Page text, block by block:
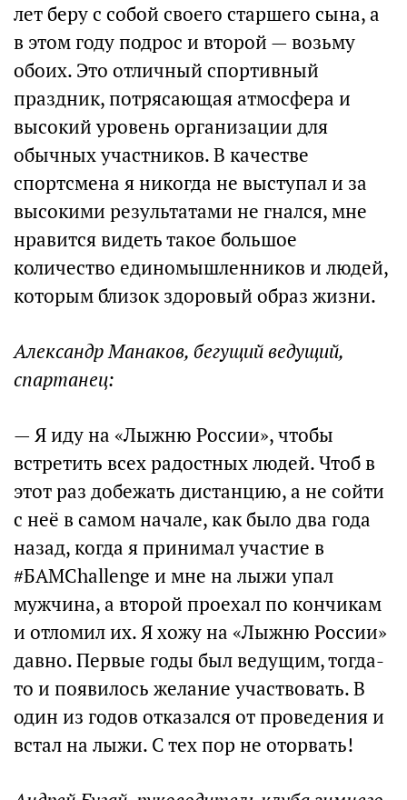
лет беру с собой своего старшего сына, а
в этом году подрос и второй — возьму
обоих. Это отличный спортивный
праздник, потрясающая атмосфера и
высокий уровень организации для
обычных участников. В качестве
спортсмена я никогда не выступал и за
высокими результатами не гнался, мне
нравится видеть такое большое
количество единомышленников и людей,
которым близок здоровый образ жизни.
Александр Манаков, бегущий ведущий,
спартанец:
— Я иду на «Лыжню России», чтобы
встретить всех радостных людей. Чтоб в
этот раз добежать дистанцию, а не сойти
с неё в самом начале, как было два года
назад, когда я принимал участие в
#БАМChallenge и мне на лыжи упал
мужчина, а второй проехал по кончикам
и отломил их. Я хожу на «Лыжню России»
давно. Первые годы был ведущим, тогда-
то и появилось желание участвовать. В
один из годов отказался от проведения и
встал на лыжи. С тех пор не оторвать!